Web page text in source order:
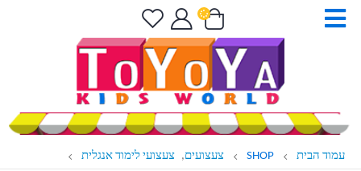
עמוד הבית SHOP צעצועים, צעצועי לימוד אנגלית